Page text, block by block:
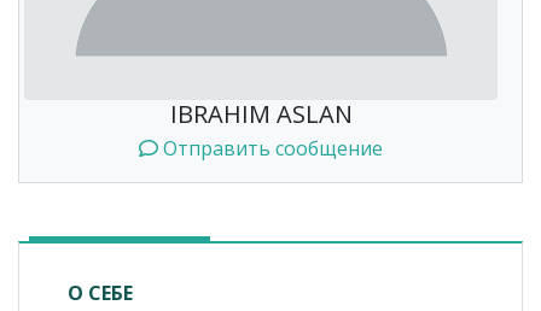
IBRAHIM ASLAN
Отправить сообщение
О СЕБЕ